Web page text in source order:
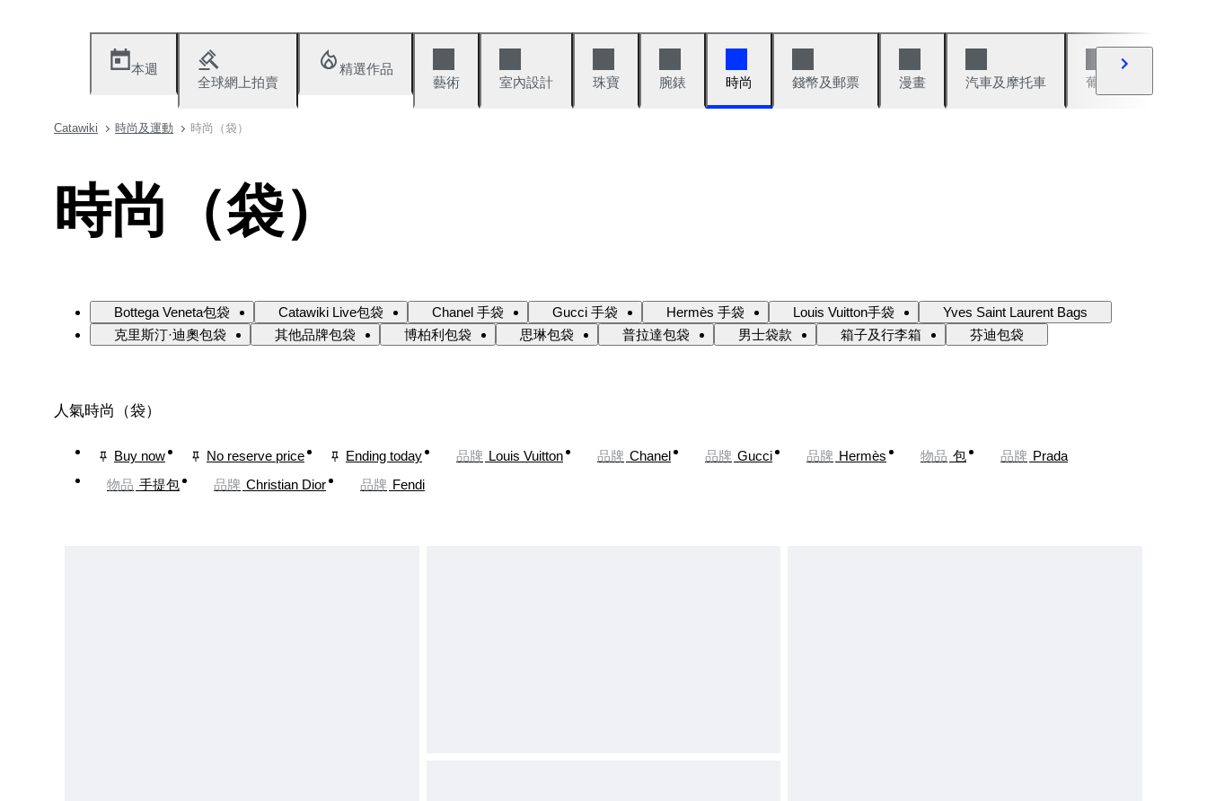
本週
全球網上拍賣
精選作品
藝術
室內設計 珠寶 腕錶 時尚 錢幣及郵票 漫畫 汽車及摩托車 葡萄酒與烈酒
Catawiki 時尚及運動 時尚（袋）
時尚（袋）
Bottega Veneta包袋 Catawiki Live包袋 Chanel 手袋 Gucci 手袋 Hermès 手袋 Louis Vuitton手袋
Yves Saint Laurent Bags
克里斯汀·迪奧包袋
其他品牌包袋 博柏利包袋 思琳包袋 普拉達包袋 男士袋款 箱子及行李箱 芬迪包袋
人氣時尚（袋）
Buy now No reserve price Ending today 品牌 Louis Vuitton 品牌 Chanel 品牌 Gucci 品牌 Hermès 物品 包 品牌 Prada
物品 手提包 品牌 Christian Dior 品牌 Fendi